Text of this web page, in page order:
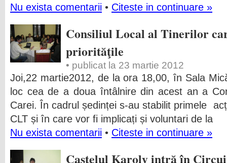
Nu exista comentarii • Citeste in continuare »
Consiliul Local al Tinerilor
priorităţile
• publicat la 23 martie 2012
Joi,22 martie2012, de la ora 18,00, în Sala
loc cea de a doua întâlnire din acest an a
Carei. În cadrul ședinței s-au stabilit primele
CLT și în care vor fi implicați și voluntari de la
Nu exista comentarii • Citeste in continuare »
Castelul Karoly intră în